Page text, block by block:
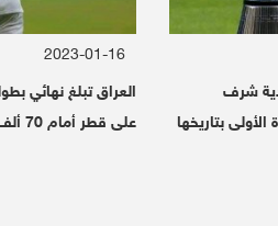
شرف
2023-01-16
على قطر أمام 70 ألف مشجع